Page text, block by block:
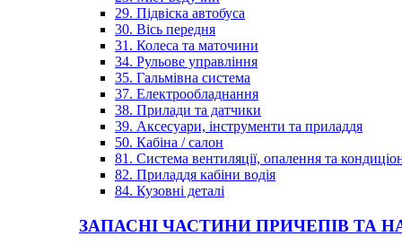
29. Підвіска автобуса
30. Вісь передня
31. Колеса та маточини
34. Рульове управління
35. Гальмівна система
37. Електрообладнання
38. Прилади та датчики
39. Аксесуари, інструменти та приладдя
50. Кабіна / салон
81. Система вентиляції, опалення та
82. Приладдя кабіни водія
84. Кузовні деталі
ЗАПАСНІ ЧАСТИНИ ПРИЧЕПІВ ТА